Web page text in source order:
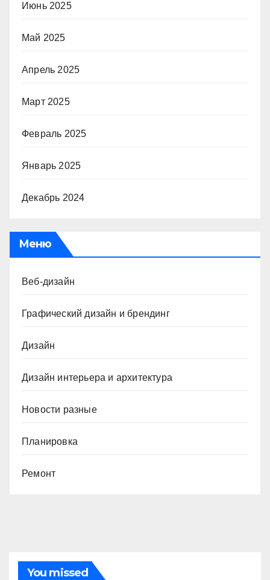
Июнь 2025
Май 2025
Апрель 2025
Март 2025
Февраль 2025
Январь 2025
Декабрь 2024
Меню
Веб-дизайн
Графический дизайн и брендинг
Дизайн
Дизайн интерьера и архитектура
Новости разные
Планировка
Ремонт
You missed